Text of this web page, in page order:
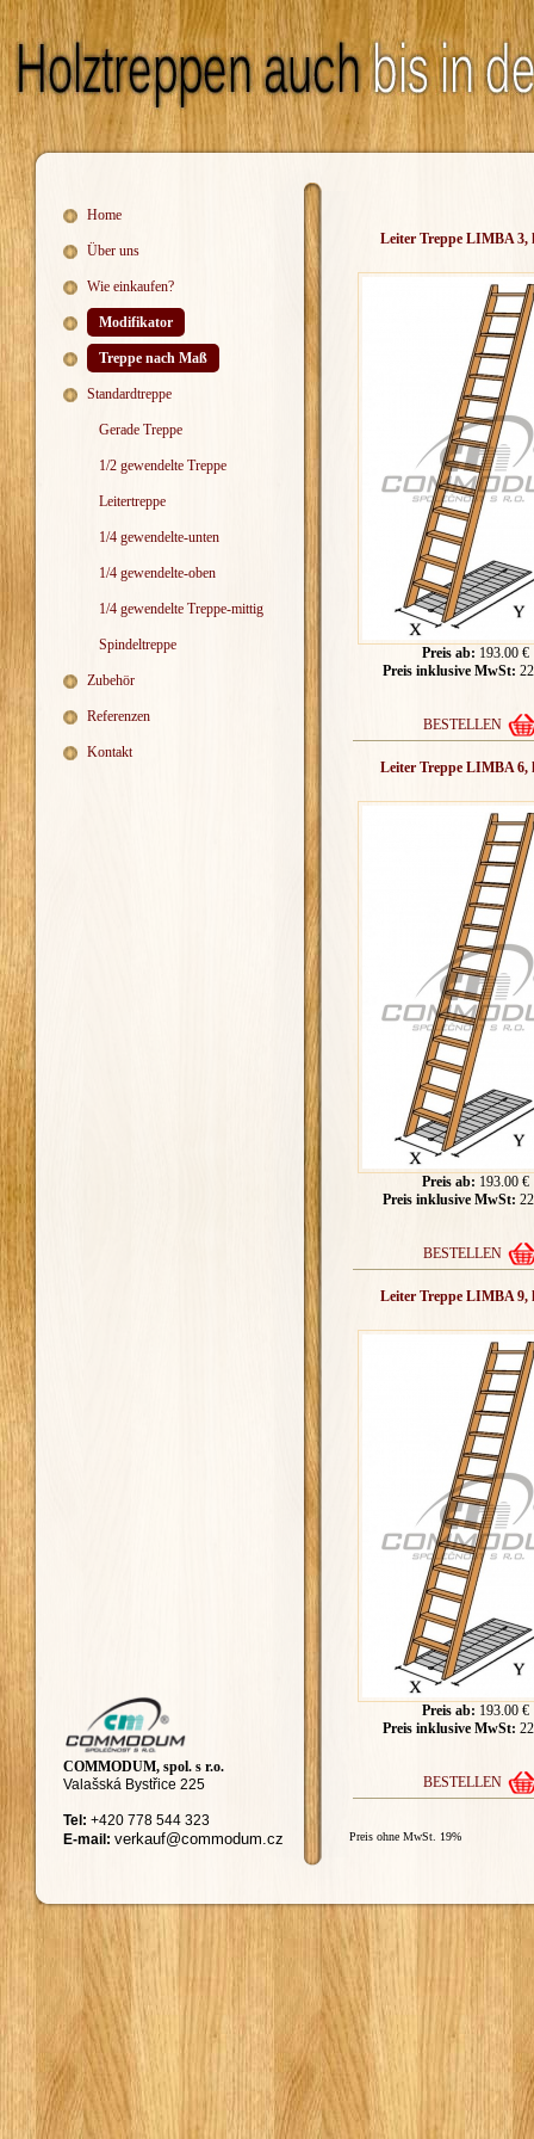
Home
Über uns
Wie einkaufen?
Modifikator
Treppe nach Maß
Standardtreppe
Gerade Treppe
1/2 gewendelte Treppe
Leitertreppe
1/4 gewendelte-unten
1/4 gewendelte-oben
1/4 gewendelte Treppe-mittig
Spindeltreppe
Zubehör
Referenzen
Kontakt
Leiter Treppe LIMBA 3,
Preis ab: 193.00 €
Preis inklusive MwSt:
BESTELLEN
Leiter Treppe LIMBA 6,
Preis ab: 193.00 €
Preis inklusive MwSt:
BESTELLEN
Leiter Treppe LIMBA 9,
Preis ab: 193.00 €
Preis inklusive MwSt:
BESTELLEN
Preis ohne MwSt. 19%
COMMODUM, spol. s r.o.
Valašská Bystřice 225
Tel: +420 778 544 323
E-mail: verkauf@commodum.cz